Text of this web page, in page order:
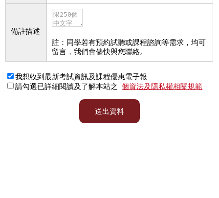
備註描述
註：同學若有預約試聽或課程諮詢等需求，均可
留言，我們會儘快與您聯絡。
我想收到最新考試資訊及課程優惠電子報
請勾選已詳細閱讀及了解本站之
個資法及隱私權相關規範
送出資料